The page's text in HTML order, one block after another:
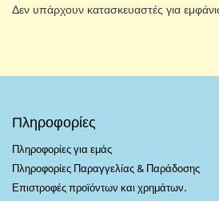
Δεν υπάρχουν κατασκευαστές για
Πληροφορίες
Πληροφορίες για εμάς
Πληροφορίες Παραγγελίας & Παράδοσης
Επιστροφές προϊόντων και χρημάτων.